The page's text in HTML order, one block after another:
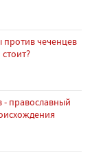
чеченцев
православный